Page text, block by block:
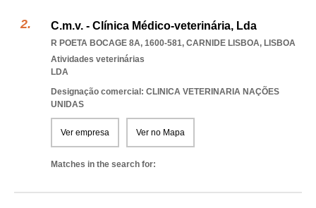
C.m.v. - Clínica Médico-veterinária, Lda
R POETA BOCAGE 8A, 1600-581, CARNIDE LISBOA, LISBOA
Atividades veterinárias
LDA
Designação comercial: CLINICA VETERINARIA NAÇÕES
UNIDAS
Ver empresa Ver no Mapa
Matches in the search for: